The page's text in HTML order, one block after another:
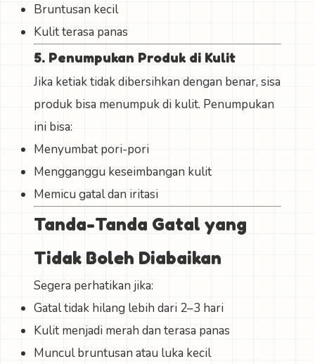
Bruntusan kecil
Kulit terasa panas
5. Penumpukan Produk di Kulit
Jika ketiak tidak dibersihkan dengan benar, sisa
produk bisa menumpuk di kulit. Penumpukan
ini bisa:
Menyumbat pori-pori
Mengganggu keseimbangan kulit
Memicu gatal dan iritasi
Tanda-Tanda Gatal yang
Tidak Boleh Diabaikan
Segera perhatikan jika:
Gatal tidak hilang lebih dari 2–3 hari
Kulit menjadi merah dan terasa panas
Muncul bruntusan atau luka kecil